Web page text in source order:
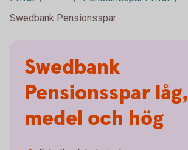
Swedbank Pensionsspar
Swedbank
Pensionsspar låg,
medel och hög